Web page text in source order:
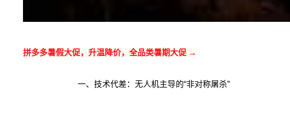
拼多多暑假大促，升温降价，全品类暑期大促 →
一、技术代差：无人机主导的“非对称屠杀”